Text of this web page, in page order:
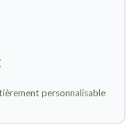
personnalisable